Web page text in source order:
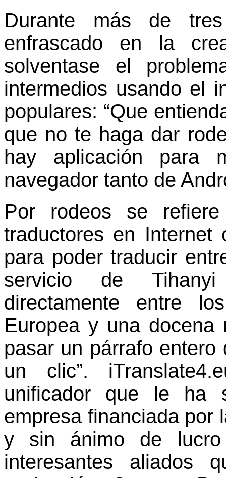
Durante más de
enfrascado en la
solventase el
intermedios usando el
populares: “Que
que no te haga dar
hay aplicación para
navegador tanto de
Por rodeos se
traductores en
para poder traducir
servicio de
directamente entre
Europea y una docena
pasar un párrafo
un clic”.
unificador que le ha
empresa financiada por
y sin ánimo de lucro
interesantes aliados